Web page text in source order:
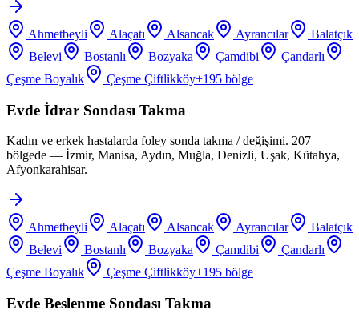
Ahmetbeyli Alaçatı Alsancak Ayrancılar
Balatçık
Belevi
Bostanlı Bozyaka Çamdibi
Çandarlı
Çeşme Boyalık
Çeşme Çiftlikköy+195 bölge
Evde İdrar Sondası Takma
Kadın ve erkek hastalarda foley sonda takma / değişimi. 207
bölgede — İzmir, Manisa, Aydın, Muğla, Denizli, Uşak, Kütahya,
Afyonkarahisar.
Ahmetbeyli Alaçatı Alsancak Ayrancılar
Balatçık
Belevi
Bostanlı Bozyaka Çamdibi
Çandarlı
Çeşme Boyalık
Çeşme Çiftlikköy+195 bölge
Evde Beslenme Sondası Takma